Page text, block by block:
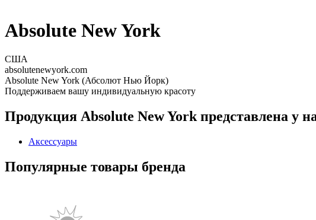
Absolute New York
США
absolutenewyork.com
Absolute New York (Абсолют Нью Йорк)
Поддерживаем вашу индивидуальную красоту
Продукция Absolute New York представлена у
Аксессуары
Популярные товары бренда